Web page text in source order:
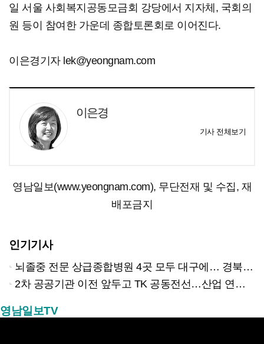
일 서울 사회복지공동모금회 강당에서 지자체, 국회의
원 등이 참여한 가운데 종합토론회로 이어진다.
이은경기자 lek@yeongnam.com
이은경
기사 전체보기
영남일보(www.yeongnam.com), 무단전재 및 수집, 재
배포금지
인기기사
뇌졸중 전문 상급종합병원 4곳 모두 대구에… 경북은 골든타임 사각지대
2차 공공기관 이전 앞두고 TK 공동전선…산업 연계형 유치 승부수
영남일보TV